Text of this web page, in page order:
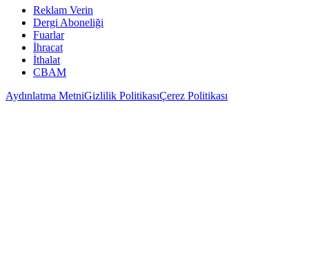
Reklam Verin
Dergi Aboneliği
Fuarlar
İhracat
İthalat
CBAM
Aydınlatma MetniGizlilik PolitikasıÇerez Politikası